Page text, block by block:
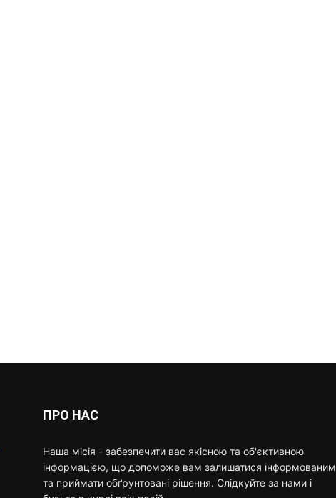
ПРО НАС
Наша місія - забезпечити вас якісною та об'єктивною
інформацією, що допоможе вам залишатися інформованим
та приймати обґрунтовані рішення. Слідкуйте за нами і